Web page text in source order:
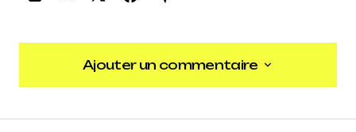
Ajouter un commentaire
Ajouter un commentaire